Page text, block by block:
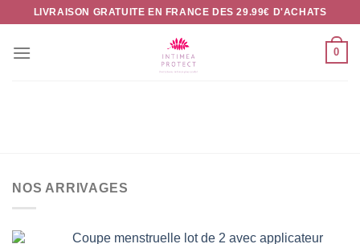
Passer
contenu
LIVRAISON GRATUITE EN FRANCE DES 29.99€ D'ACHATS
0
NOS ARRIVAGES
Coupe menstruelle lot de 2 avec applicateur